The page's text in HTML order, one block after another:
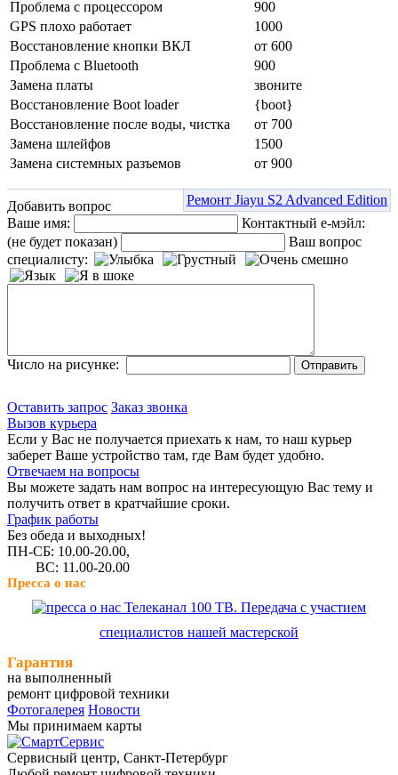
Проблема с процессором
900
GPS плохо работает
1000
Восстановление кнопки ВКЛ
от 600
Проблема с Bluetooth
900
Замена платы
звоните
Восстановление Boot loader
{boot}
Восстановление после воды, чистка
от 700
Замена шлейфов
1500
Замена системных разъемов
от 900
Ремонт Jiayu S2 Advanced Edition
Добавить вопрос
Ваше имя:
Контактный е-мэйл:
(не будет показан)
Ваш вопрос
специалисту:
Число на рисунке:
Оставить запрос Заказ звонка
Вызов курьера
Если у Вас не получается приехать к нам, то наш курьер
заберет Ваше устройство там, где Вам будет удобно.
Отвечаем на вопросы
Вы можете задать нам вопрос на интересующую Вас тему и
получить ответ в кратчайшие сроки.
График работы
Без обеда и выходных!
ПН-СБ: 10.00-20.00,
ВС: 11.00-20.00
Пресса о нас
Телеканал 100 ТВ. Передача с участием
специалистов нашей мастерской
Гарантия
на выполненный
ремонт цифровой техники
Фотогалерея Новости
Мы принимаем карты
Сервисный центр, Cанкт-Петербург